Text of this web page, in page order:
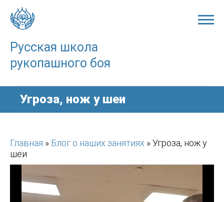
content
Русская школа
рукопашного боя
Угроза, нож у шеи
Главная » Блог о наших занятиях »Угроза, нож у
шеи